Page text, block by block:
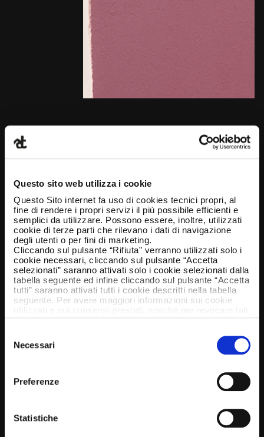
Questo sito web utilizza i cookie
Questo Sito internet fa uso di cookies tecnici propri, al
fine di rendere i propri servizi il più possibile efficienti e
semplici da utilizzare. Possono essere, inoltre, utilizzati
cookie di terze parti che rilevano i dati di navigazione
degli utenti o per fini di marketing.
Cliccando sul pulsante “Rifiuta” verranno utilizzati solo i
cookie necessari, cliccando sul pulsante “Accetta
selezionati” saranno attivati solo i cookie selezionati dalla
tabella seguente ed infine cliccando sul pulsante “Accetta
tutti” saranno attivati tutti i cookie descritti nella tabella
seguente. Per avere maggiori informazioni sui cookie
delNecessari
Preferenze
Statistiche